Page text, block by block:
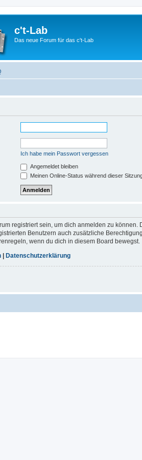
c't-Lab
Das neue Forum für das c't-Lab
Ich habe mein Passwort vergessen
Angemeldet bleiben
Meinen Online-Status während dieser
registriert sein, um dich anmelden zu
Benutzern auch zusätzliche
wenn du dich in diesem Board bewegst.
| Datenschutzerklärung